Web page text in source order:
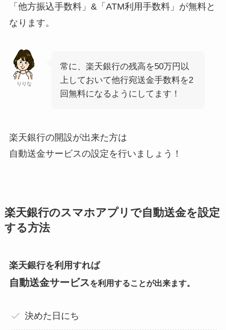
「他方振込手数料」&「ATM利用手数料」が無料と
なります。
りりな
常に、楽天銀行の残高を50万円以
上しておいて他行宛送金手数料を2
回無料になるようにしてます！
楽天銀行の開設が出来た方は
自動送金サービスの設定を行いましょう！
楽天銀行のスマホアプリで自動送金を設定
する方法
楽天銀行を利用すれば
自動送金サービスを利用することが出来ます。
決めた日にち